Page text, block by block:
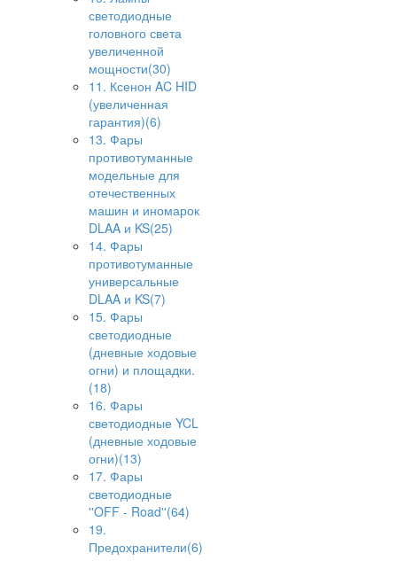
светодиодные
головного света
увеличенной
мощности(30)
11. Ксенон AC HID
(увеличенная
гарантия)(6)
13. Фары
противотуманные
модельные для
отечественных
машин и иномарок
DLAA и KS(25)
14. Фары
противотуманные
универсальные
DLAA и KS(7)
15. Фары
светодиодные
(дневные ходовые
огни) и площадки.
(18)
16. Фары
светодиодные YCL
(дневные ходовые
огни)(13)
17. Фары
светодиодные
''OFF - Road''(64)
19.
Предохранители(6)